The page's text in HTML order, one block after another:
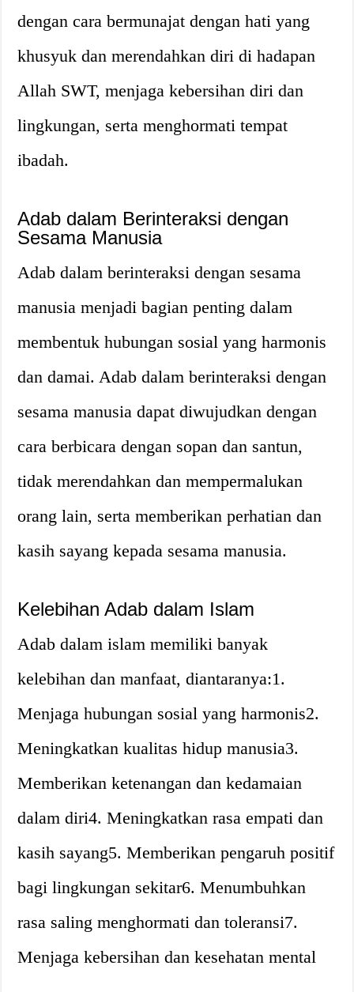
dengan cara bermunajat dengan hati yang
khusyuk dan merendahkan diri di hadapan
Allah SWT, menjaga kebersihan diri dan
lingkungan, serta menghormati tempat
ibadah.
Adab dalam Berinteraksi dengan
Sesama Manusia
Adab dalam berinteraksi dengan sesama
manusia menjadi bagian penting dalam
membentuk hubungan sosial yang harmonis
dan damai. Adab dalam berinteraksi dengan
sesama manusia dapat diwujudkan dengan
cara berbicara dengan sopan dan santun,
tidak merendahkan dan mempermalukan
orang lain, serta memberikan perhatian dan
kasih sayang kepada sesama manusia.
Kelebihan Adab dalam Islam
Adab dalam islam memiliki banyak
kelebihan dan manfaat, diantaranya:1.
Menjaga hubungan sosial yang harmonis2.
Meningkatkan kualitas hidup manusia3.
Memberikan ketenangan dan kedamaian
dalam diri4. Meningkatkan rasa empati dan
kasih sayang5. Memberikan pengaruh positif
bagi lingkungan sekitar6. Menumbuhkan
rasa saling menghormati dan toleransi7.
Menjaga kebersihan dan kesehatan mental